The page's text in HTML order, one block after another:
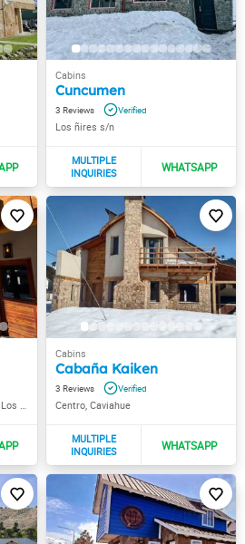
Cuncumen
3
Los ñires s/n
Viento Blanco entre El Michay y Los Nires
Cabaña Kaiken
3
Centro, Caviahue